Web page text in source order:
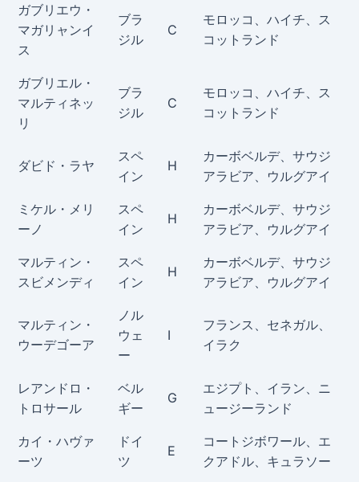
ガブリエウ・
マガリャンイ
ス
ブラ
ジル
C
モロッコ、ハイチ、ス
コットランド
ガブリエル・
マルティネッ
リ
ブラ
ジル
C
モロッコ、ハイチ、ス
コットランド
ダビド・ラヤ
スペ
イン
H
カーボベルデ、サウジ
アラビア、ウルグアイ
ミケル・メリ
ーノ
スペ
イン
H
カーボベルデ、サウジ
アラビア、ウルグアイ
マルティン・
スビメンディ
スペ
イン
H
カーボベルデ、サウジ
アラビア、ウルグアイ
マルティン・
ウーデゴーア
ノル
ウェ
ー
I
フランス、セネガル、
イラク
レアンドロ・
トロサール
ベル
ギー
G
エジプト、イラン、ニ
ュージーランド
カイ・ハヴァ
ーツ
ドイ
ツ
E
コートジボワール、エ
クアドル、キュラソー